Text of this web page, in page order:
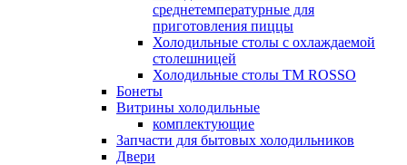
среднетемпературные для
приготовления пиццы
Холодильные столы с охлаждаемой
столешницей
Холодильные столы ТМ ROSSO
Бонеты
Витрины холодильные
комплектующие
Запчасти для бытовых холодильников
Двери